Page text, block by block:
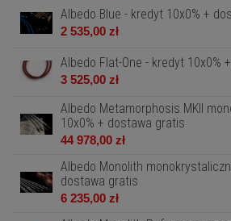
Albedo Blue - kredyt 10x0% +
2 535,00 zł
Albedo Flat-One - kredyt 10x0%
3 525,00 zł
Albedo Metamorphosis MKII
10x0% + dostawa gratis
44 978,00 zł
Albedo Monolith
dostawa gratis
6 235,00 zł